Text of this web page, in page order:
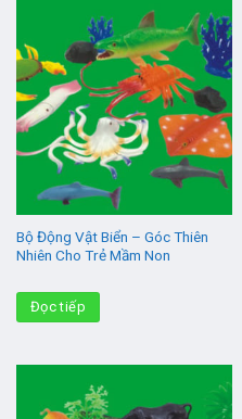
Bộ Động Vật Biển – Góc Thiên
Nhiên Cho Trẻ Mầm Non
Đọc tiếp